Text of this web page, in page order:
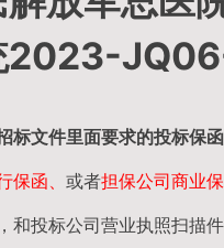
2023-
标文件里面要求的投标保函
保函、 或者担保公司商业
和投标公司营业执照扫描件